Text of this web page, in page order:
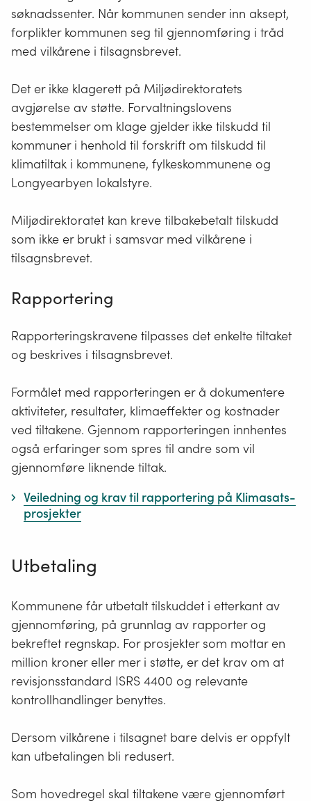
søknadssenter. Når kommunen sender inn aksept,
forplikter kommunen seg til gjennomføring i tråd
med vilkårene i tilsagnsbrevet.
Det er ikke klagerett på Miljødirektoratets
avgjørelse av støtte. Forvaltningslovens
bestemmelser om klage gjelder ikke tilskudd til
kommuner i henhold til forskrift om tilskudd til
klimatiltak i kommunene, fylkeskommunene og
Longyearbyen lokalstyre.
Miljødirektoratet kan kreve tilbakebetalt tilskudd
som ikke er brukt i samsvar med vilkårene i
tilsagnsbrevet.
Rapportering
Rapporteringskravene tilpasses det enkelte tiltaket
og beskrives i tilsagnsbrevet.
Formålet med rapporteringen er å dokumentere
aktiviteter, resultater, klimaeffekter og kostnader
ved tiltakene. Gjennom rapporteringen innhentes
også erfaringer som spres til andre som vil
gjennomføre liknende tiltak.
Veiledning og krav til rapportering på Klimasats-
prosjekter
Utbetaling
Kommunene får utbetalt tilskuddet i etterkant av
gjennomføring, på grunnlag av rapporter og
bekreftet regnskap. For prosjekter som mottar en
million kroner eller mer i støtte, er det krav om at
revisjonsstandard ISRS 4400 og relevante
kontrollhandlinger benyttes.
Dersom vilkårene i tilsagnet bare delvis er oppfylt
kan utbetalingen bli redusert.
Som hovedregel skal tiltakene være gjennomført